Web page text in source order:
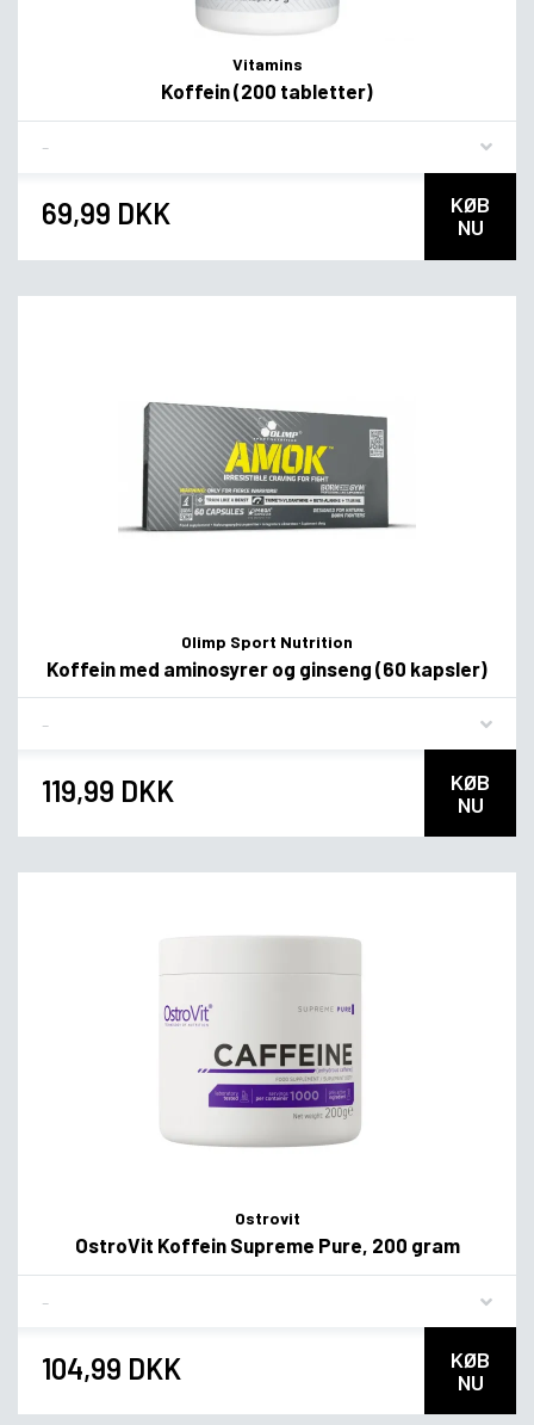
Vitamins
Koffein (200 tabletter)
69,99 DKK
KØB
NU
Olimp Sport Nutrition
Koffein med aminosyrer og ginseng (60 kapsler)
119,99 DKK
KØB
NU
Ostrovit
OstroVit Koffein Supreme Pure, 200 gram
104,99 DKK
KØB
NU